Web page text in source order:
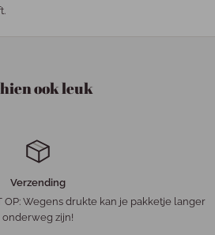
ook leuk
Verzending
OP: Wegens drukte kan je pakketje langer
onderweg zijn!